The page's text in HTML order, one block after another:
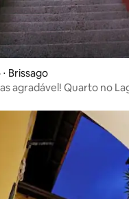
Brissago
agradável! Quarto no